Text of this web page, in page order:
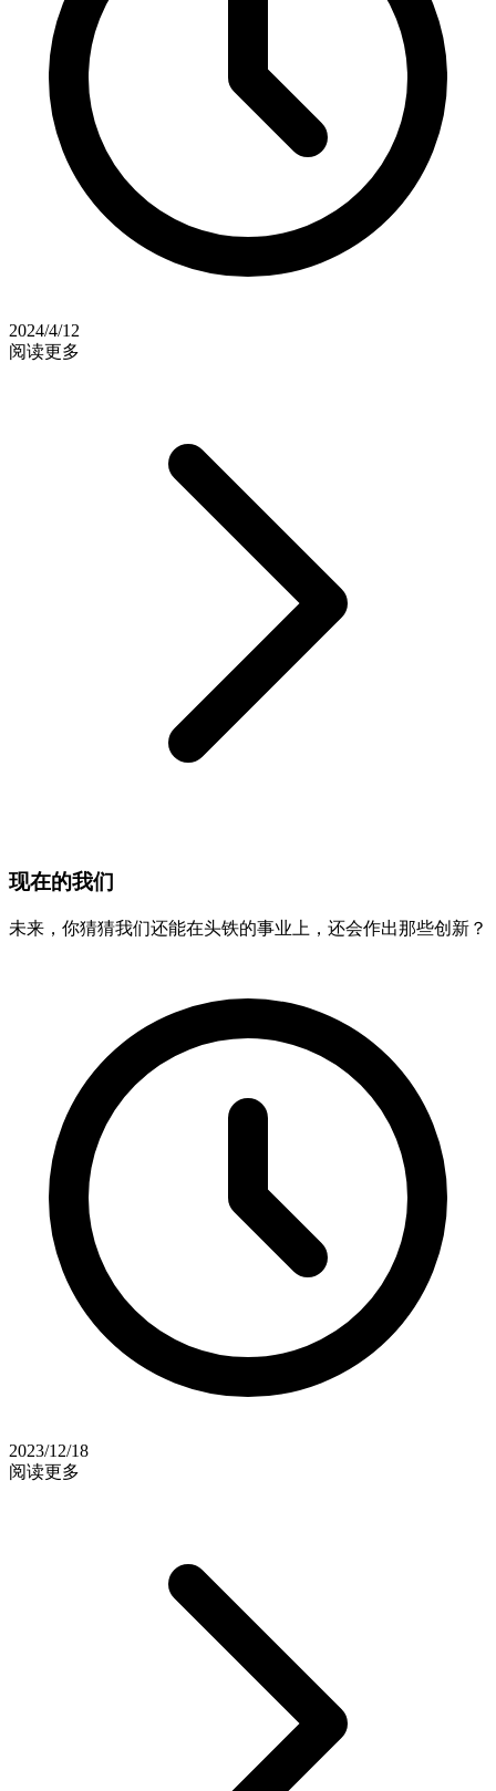
2024/4/12
阅读更多
现在的我们
未来，你猜猜我们还能在头铁的事业上，还会作出那些创新？
2023/12/18
阅读更多